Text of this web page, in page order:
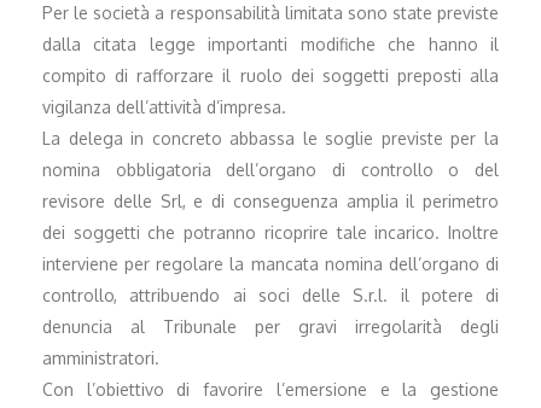
Per le società a responsabilità limitata sono state previste
dalla citata legge importanti modifiche che hanno il
compito di rafforzare il ruolo dei soggetti preposti alla
vigilanza dell’attività d’impresa.
La delega in concreto abbassa le soglie previste per la
nomina obbligatoria dell’organo di controllo o del
revisore delle Srl, e di conseguenza amplia il perimetro
dei soggetti che potranno ricoprire tale incarico. Inoltre
interviene per regolare la mancata nomina dell’organo di
controllo, attribuendo ai soci delle S.r.l. il potere di
denuncia al Tribunale per gravi irregolarità degli
amministratori.
Con l’obiettivo di favorire l’emersione e la gestione